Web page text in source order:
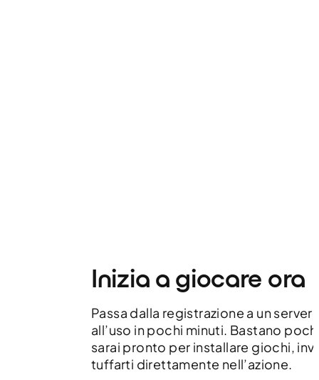
Inizia a giocare ora
Passa dalla registrazione a un
all’uso in pochi minuti. Bastano
sarai pronto per installare giochi,
tuffarti direttamente nell’azione.